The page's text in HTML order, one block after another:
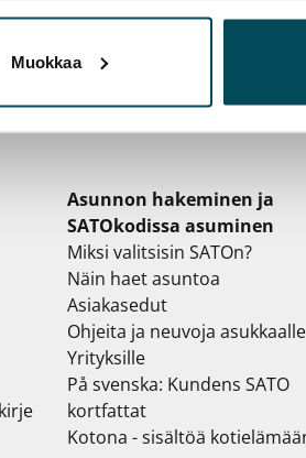
Muokkaa
Asunnon hakeminen ja
SATOkodissa asuminen
Miksi valitsisin SATOn?
Näin haet asuntoa
Asiakasedut
Ohjeita ja neuvoja asukkaalle
Yrityksille
På svenska: Kundens SATO
kortfattat
Kotona - sisältöä